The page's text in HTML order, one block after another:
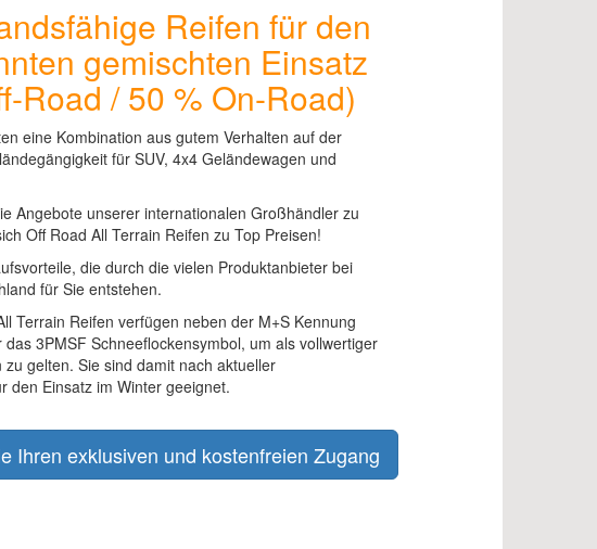
Reifen für den
gemischten Einsatz
Road / 50 % On-Road)
eine Kombination aus gutem Verhalten auf der
für SUV, 4x4 Geländewagen und
Angebote unserer internationalen Großhändler zu
Off Road All Terrain Reifen zu Top Preisen!
die durch die vielen Produktanbieter bei
für Sie entstehen.
Terrain Reifen verfügen neben der M+S Kennung
3PMSF Schneeflockensymbol, um als vollwertiger
gelten. Sie sind damit nach aktueller
den Einsatz im Winter geeignet.
Ihren exklusiven und kostenfreien Zugang